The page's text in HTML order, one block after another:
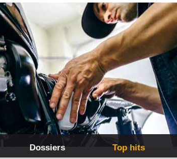
Dossiers Top hits